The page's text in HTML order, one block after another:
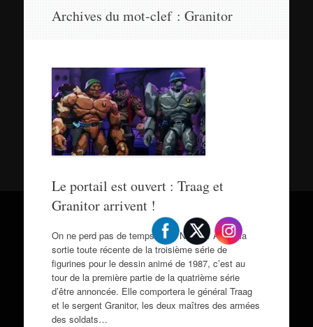
Tortuepédia
Archives du mot-clef : Granitor
Le portail est ouvert : Traag et
Granitor arrivent !
On ne perd pas de temps chez NECA ! Après la
sortie toute récente de la troisième série de
figurines pour le dessin animé de 1987, c’est au
tour de la première partie de la quatrième série
d’être annoncée. Elle comportera le général Traag
et le sergent Granitor, les deux maîtres des armées
des soldats…